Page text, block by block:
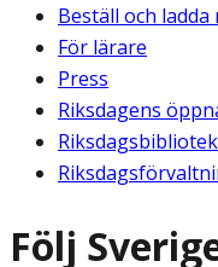
Beställ och ladda
För lärare
Press
Riksdagens
Följ